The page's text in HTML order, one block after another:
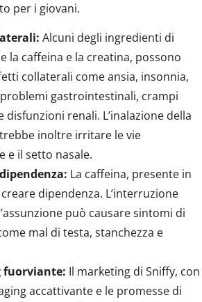
per i giovani.
Alcuni degli ingredienti di
la caffeina e la creatina, possono
collaterali come ansia, insonnia,
gastrointestinali, crampi
disfunzioni renali. L’inalazione della
inoltre irritare le vie
e il setto nasale.
La caffeina, presente in
dipendenza. L’interruzione
può causare sintomi di
mal di testa, stanchezza e
fuorviante: Il marketing di Sniffy, con
accattivante e le promesse di